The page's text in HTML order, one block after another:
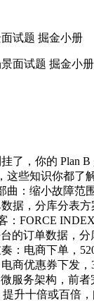
试题 掘金小册
了，你的 Plan B
这些知识你都了
曲：缩小故障范
据，分库分表方
：FORCE
的订单数据，分
：电商下单，
商优惠券下发，
服务架构，前
提升十倍或百倍